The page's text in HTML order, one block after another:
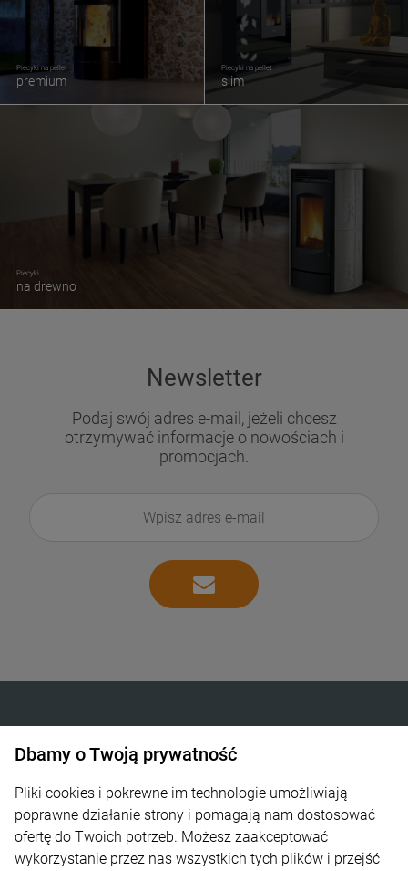
Piecyki
na drewno
Piecyki na pellet
premium
Piecyki na pellet
slim
Newsletter
Podaj swój adres e-mail, jeżeli chcesz
otrzymywać informacje o nowościach i
promocjach.
INTELIGENTNE OGRZEWANIE SP. Z O.O.
Góra Libertowska 24
30-444 Kraków
600 373 809
Dbamy o Twoją prywatność
Pliki cookies i pokrewne im technologie umożliwiają
poprawne działanie strony i pomagają nam dostosować
ofertę do Twoich potrzeb. Możesz zaakceptować
wykorzystanie przez nas wszystkich tych plików i przejść